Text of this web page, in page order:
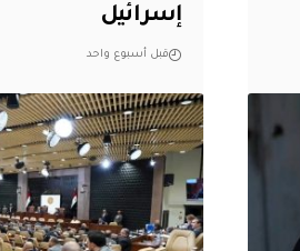
إسرائيل
قبل أسبوع واحد